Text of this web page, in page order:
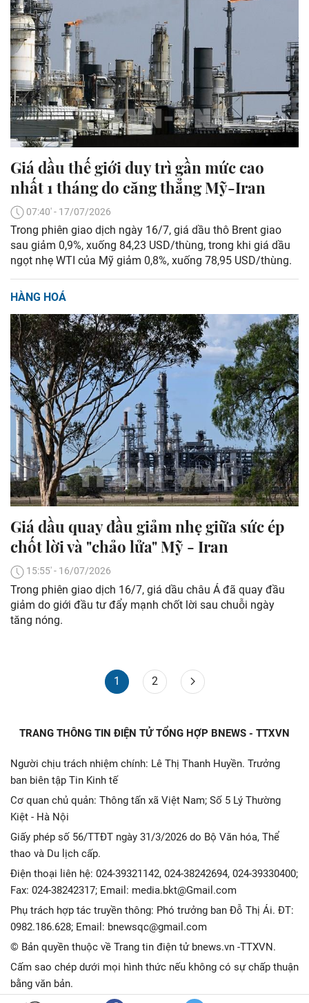
Giá dầu thế giới duy trì gần mức cao
nhất 1 tháng do căng thẳng Mỹ-Iran
07:40' - 17/07/2026
Trong phiên giao dịch ngày 16/7, giá dầu thô Brent giao
sau giảm 0,9%, xuống 84,23 USD/thùng, trong khi giá dầu
ngọt nhẹ WTI của Mỹ giảm 0,8%, xuống 78,95 USD/thùng.
HÀNG HOÁ
Giá dầu quay đầu giảm nhẹ giữa sức ép
chốt lời và "chảo lửa" Mỹ - Iran
15:55' - 16/07/2026
Trong phiên giao dịch 16/7, giá dầu châu Á đã quay đầu
giảm do giới đầu tư đẩy mạnh chốt lời sau chuỗi ngày
tăng nóng.
1 2
TRANG THÔNG TIN ĐIỆN TỬ TỔNG HỢP BNEWS - TTXVN
Người chịu trách nhiệm chính: Lê Thị Thanh Huyền. Trưởng
ban biên tập Tin Kinh tế
Cơ quan chủ quản: Thông tấn xã Việt Nam; Số 5 Lý Thường
Kiệt - Hà Nội
Giấy phép số 56/TTĐT ngày 31/3/2026 do Bộ Văn hóa, Thể
thao và Du lịch cấp.
Điện thoại liên hệ: 024-39321142, 024-38242694, 024-39330400;
Fax: 024-38242317; Email: media.bkt@Gmail.com
Phụ trách hợp tác truyền thông: Phó trưởng ban Đỗ Thị Ái. ĐT:
0982.186.628; Email: bnewsqc@gmail.com
© Bản quyền thuộc về Trang tin điện tử bnews.vn -TTXVN.
Cấm sao chép dưới mọi hình thức nếu không có sự chấp thuận
bằng văn bản.